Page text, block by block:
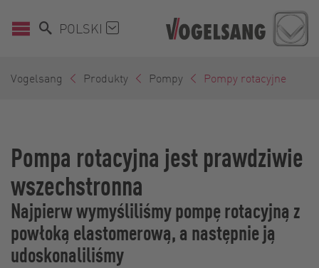
POLSKI
Vogelsang Produkty Pompy Pompy rotacyjne
Pompa rotacyjna jest prawdziwie
wszechstronna
Najpierw wymyśliliśmy pompę rotacyjną z
powłoką elastomerową, a następnie ją
udoskonaliliśmy